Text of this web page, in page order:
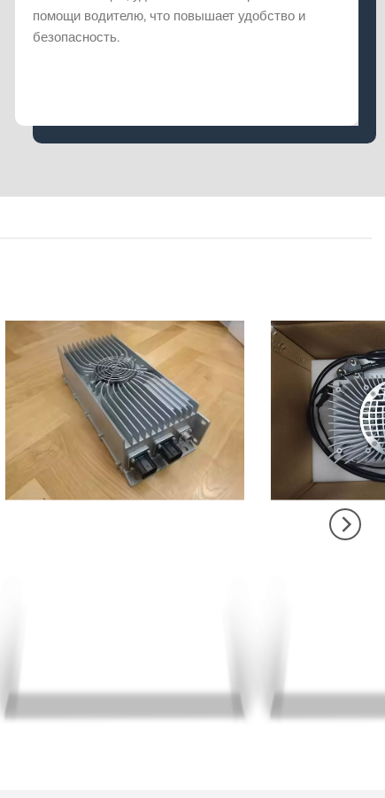
помощи водителю, что повышает удобство и
безопасность.